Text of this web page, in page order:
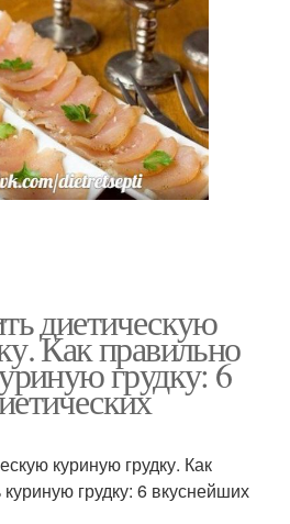
диетическую
Как правильно
грудку: 6
куриную грудку. Как
грудку: 6 вкуснейших